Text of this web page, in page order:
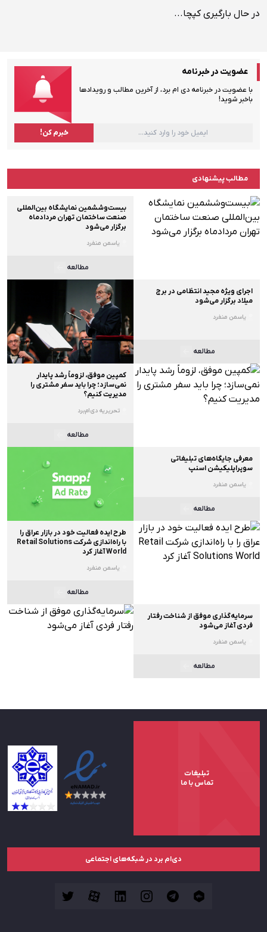
در حال بارگیری کپچا...
عضویت در خبرنامه
با عضویت در خبرنامه دی ام برد، از آخرین مطالب و رویدادها
باخبر شوید!
مطالب پیشنهادی
بیست‌وششمین نمایشگاه بین‌المللی
صنعت ساختمان تهران مردادماه
برگزار می‌شود
یاسمن منفرد
مطالعه
اجرای ویژه مجید انتظامی در برج
میلاد برگزار می‌شود
یاسمن منفرد
مطالعه
کمپین موفق، لزوماً رشد پایدار
نمی‌سازد؛ چرا باید سفر مشتری را
مدیریت کنیم؟
تحریریه دی‌ام‌برد
مطالعه
معرفی جایگاه‌های تبلیغاتی
سوپراپلیکیشن اسنپ
یاسمن منفرد
مطالعه
طرح ایده فعالیت خود در بازار عراق را
با راه‌اندازی شرکت Retail Solutions
World آغاز کرد
یاسمن منفرد
مطالعه
سرمایه‌گذاری موفق از شناخت رفتار
فردی آغاز می‌شود
یاسمن منفرد
مطالعه
تبلیغات
تماس با ما
دی‌ام برد در شبکه‌های اجتماعی